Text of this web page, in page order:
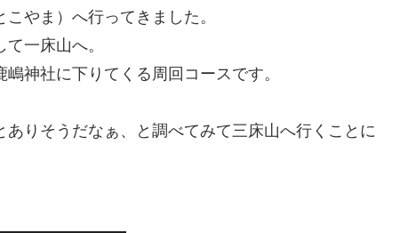
やま）へ行ってきました。
一床山へ。
神社に下りてくる周回コースです。
りそうだなぁ、と調べてみて三床山へ行くことに